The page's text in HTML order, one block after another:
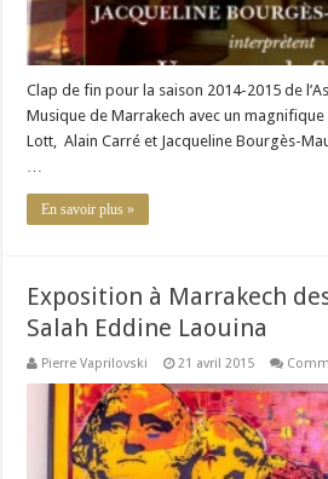
Clap de fin pour la saison 2014-2015 de
Musique de Marrakech avec un magnifique
Lott, Alain Carré et Jacqueline Bourgès-
…
En savoir plus »
Exposition à Marrakech
Salah Eddine Laouina
Pierre Vaprilovski 21 avril 2015